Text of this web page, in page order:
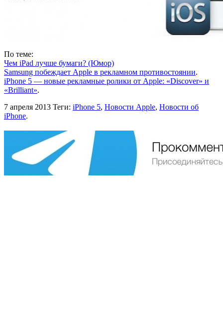
По теме:
Чем iPad лучше бумаги? (Юмор)
Samsung побеждает Apple в рекламном противостоянии.
iPhone 5 — новые рекламные ролики от Apple: «Discover» и
«Brilliant».
7 апреля 2013 Теги: iPhone 5, Новости Apple, Новости об
iPhone.